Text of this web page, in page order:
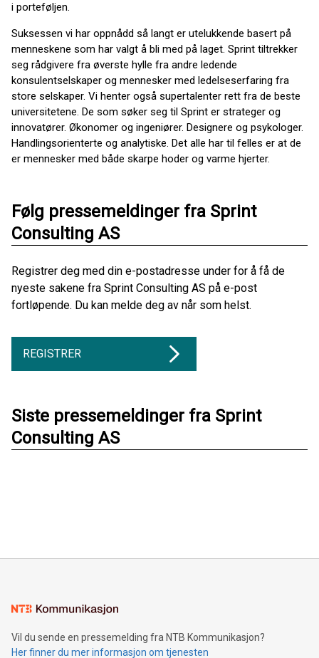
i porteføljen.
Suksessen vi har oppnådd så langt er utelukkende basert på
menneskene som har valgt å bli med på laget. Sprint tiltrekker
seg rådgivere fra øverste hylle fra andre ledende
konsulentselskaper og mennesker med ledelseserfaring fra
store selskaper. Vi henter også supertalenter rett fra de beste
universitetene. De som søker seg til Sprint er strateger og
innovatører. Økonomer og ingeniører. Designere og psykologer.
Handlingsorienterte og analytiske. Det alle har til felles er at de
er mennesker med både skarpe hoder og varme hjerter.
Følg pressemeldinger fra Sprint
Consulting AS
Registrer deg med din e-postadresse under for å få de
nyeste sakene fra Sprint Consulting AS på e-post
fortløpende. Du kan melde deg av når som helst.
REGISTRER
Siste pressemeldinger fra Sprint
Consulting AS
Vil du sende en pressemelding fra NTB Kommunikasjon?
Her finner du mer informasjon om tjenesten